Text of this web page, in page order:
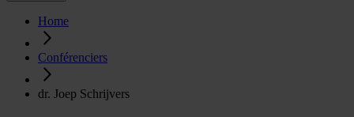
Home
Conférenciers
dr. Joep Schrijvers